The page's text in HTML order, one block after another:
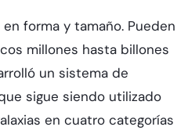
forma y tamaño. Pueden
millones hasta billones
un sistema de
sigue siendo utilizado
en cuatro categorías